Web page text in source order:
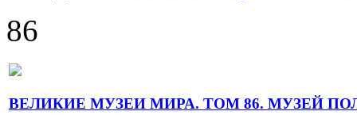
86
ВЕЛИКИЕ МУЗЕИ МИРА. ТОМ 86. МУЗЕЙ